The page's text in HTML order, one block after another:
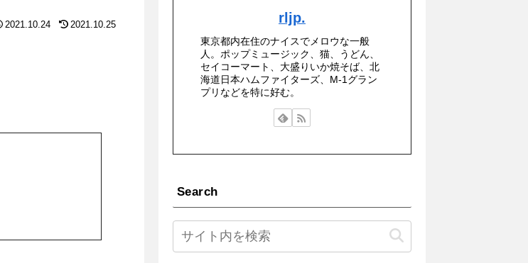
2021.10.24 2021.10.25 rljp.
東京都内在住のナイスでメロウな一般
人。ポップミュージック、猫、うどん、
セイコーマート、大盛りいか焼そば、北
海道日本ハムファイターズ、M-1グラン
プリなどを特に好む。
Search